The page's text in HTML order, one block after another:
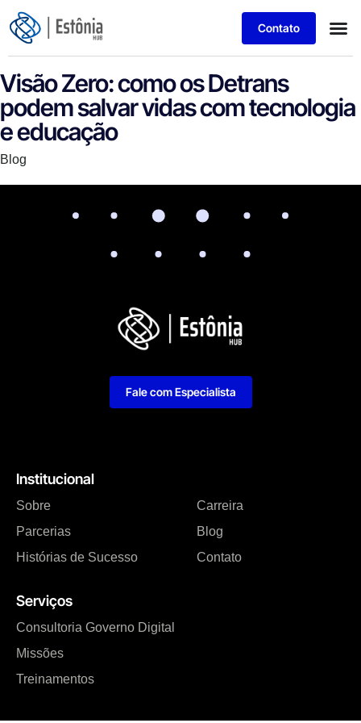
Contato
Visão Zero: como os Detrans
podem salvar vidas com tecnologia
e educação
Category
Blog
Institucional
Sobre
Parcerias
Histórias de Sucesso
Carreira
Blog
Contato
Serviços
Consultoria Governo Digital
Missões
Treinamentos
Fale com Especialista